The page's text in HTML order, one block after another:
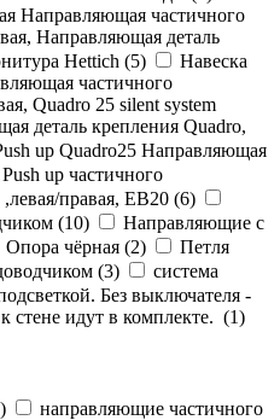
Направляющая частичного
Направляющая деталь
Hettich (5)
Навеска
частичного
Quadro 25 silent system
деталь крепления Quadro,
up Quadro25 Направляющая
up частичного
правая, ЕВ20 (6)
(10)
Направляющие с
Опора чёрная (2)
Петля
(3)
система
Без выключателя -
стене идут в комплекте. (1)
)
направляющие частичного